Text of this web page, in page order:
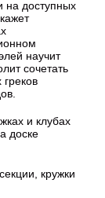
на доступных
научит
сочетать
и клубах
доске
кружки